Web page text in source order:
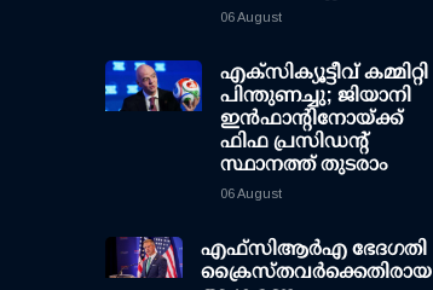
06 August
എക്സിക്യൂട്ടീവ് കമ്മിറ്റി
പിന്തുണച്ചു; ജിയാനി
ഇന്‍ഫാന്റിനോയ്ക്ക്
ഫിഫ പ്രസിഡന്റ്
സ്ഥാനത്ത് തുടരാം
06 August
എഫ്‌സി‌ആര്‍‌എ ഭേദഗതി
ക്രൈസ്തവർക്കെതിരായ